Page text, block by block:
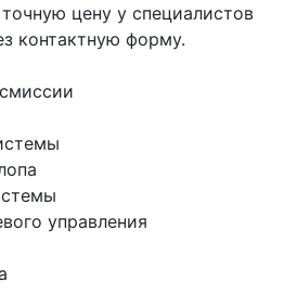
цену у специалистов
контактную форму.
управления